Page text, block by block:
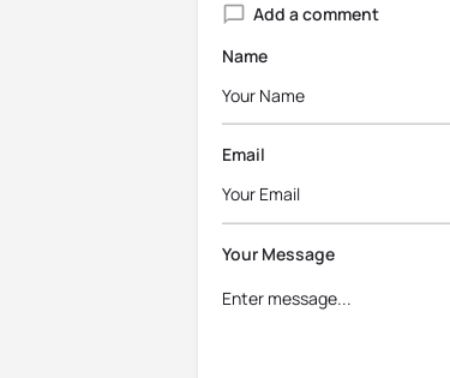
Add a comment
Name
Email
Your Message